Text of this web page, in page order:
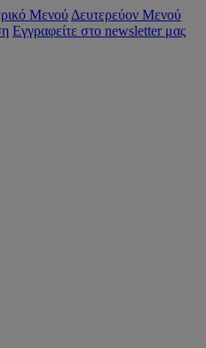
Μενού Δευτερεύον Μενού
Εγγραφείτε στο newsletter μας